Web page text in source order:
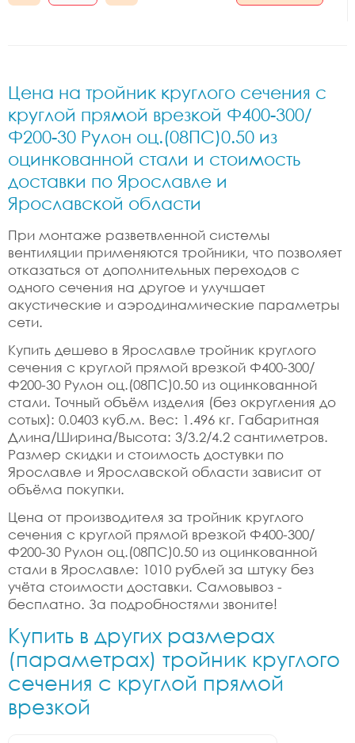
Цена на тройник круглого сечения с
круглой прямой врезкой Ф400-300/
Ф200-30 Рулон оц.(08ПС)0.50 из
оцинкованной стали и стоимость
доставки по Ярославле и
Ярославской области
При монтаже разветвленной системы
вентиляции применяются тройники, что позволяет
отказаться от дополнительных переходов с
одного сечения на другое и улучшает
акустические и аэродинамические параметры
сети.
Купить дешево в Ярославле тройник круглого
сечения с круглой прямой врезкой Ф400-300/
Ф200-30 Рулон оц.(08ПС)0.50 из оцинкованной
стали. Точный объём изделия (без округления до
сотых): 0.0403 куб.м. Вес: 1.496 кг. Габаритная
Длина/Ширина/Высота: 3/3.2/4.2 сантиметров.
Размер скидки и стоимость достувки по
Ярославле и Ярославской области зависит от
объёма покупки.
Цена от производителя за тройник круглого
сечения с круглой прямой врезкой Ф400-300/
Ф200-30 Рулон оц.(08ПС)0.50 из оцинкованной
стали в Ярославле: 1010 рублей за штуку без
учёта стоимости доставки. Самовывоз -
бесплатно. За подробностями звоните!
Купить в других размерах
(параметрах) тройник круглого
сечения с круглой прямой
врезкой